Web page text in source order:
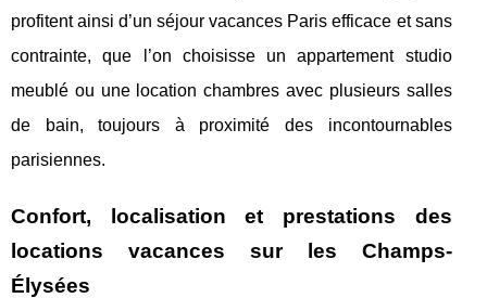
profitent ainsi d’un séjour vacances Paris efficace et sans
contrainte, que l’on choisisse un appartement studio
meublé ou une location chambres avec plusieurs salles
de bain, toujours à proximité des incontournables
parisiennes.
Confort, localisation et prestations des
locations vacances sur les Champs-
Élysées